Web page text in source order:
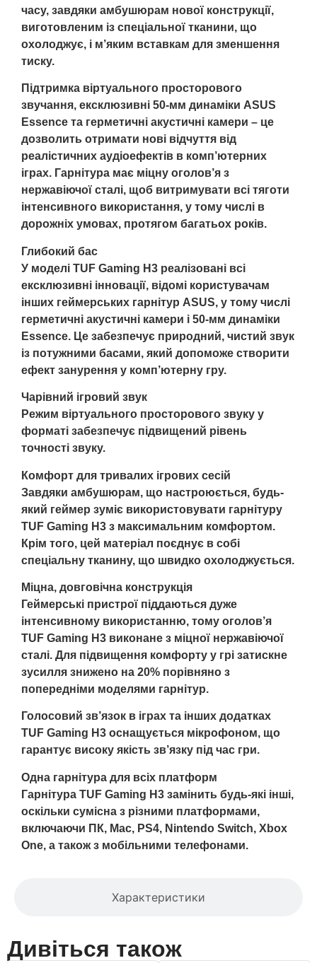
Характеристики
часу, завдяки амбушюрам нової конструкції,
виготовленим із спеціальної тканини, що
охолоджує, і м’яким вставкам для зменшення
тиску.
Підтримка віртуального просторового
звучання, ексклюзивні 50-мм динаміки ASUS
Essence та герметичні акустичні камери – це
дозволить отримати нові відчуття від
реалістичних аудіоефектів в комп’ютерних
іграх. Гарнітура має міцну оголов’я з
нержавіючої сталі, щоб витримувати всі тяготи
інтенсивного використання, у тому числі в
дорожніх умовах, протягом багатьох років.
Глибокий бас
У моделі TUF Gaming H3 реалізовані всі
ексклюзивні інновації, відомі користувачам
інших геймерських гарнітур ASUS, у тому числі
герметичні акустичні камери і 50-мм динаміки
Essence. Це забезпечує природний, чистий звук
із потужними басами, який допоможе створити
ефект занурення у комп’ютерну гру.
Чарівний ігровий звук
Режим віртуального просторового звуку у
форматі забезпечує підвищений рівень
точності звуку.
Комфорт для тривалих ігрових сесій
Завдяки амбушюрам, що настроюється, будь-
який геймер зуміє використовувати гарнітуру
TUF Gaming H3 з максимальним комфортом.
Крім того, цей матеріал поєднує в собі
спеціальну тканину, що швидко охолоджується.
Міцна, довговічна конструкція
Геймерські пристрої піддаються дуже
інтенсивному використанню, тому оголов’я
TUF Gaming H3 виконане з міцної нержавіючої
сталі. Для підвищення комфорту у грі затискне
зусилля знижено на 20% порівняно з
попередніми моделями гарнітур.
Голосовий зв’язок в іграх та інших додатках
TUF Gaming H3 оснащується мікрофоном, що
гарантує високу якість зв’язку під час гри.
Одна гарнітура для всіх платформ
Гарнітура TUF Gaming H3 замінить будь-які інші,
оскільки сумісна з різними платформами,
включаючи ПК, Mac, PS4, Nintendo Switch, Xbox
One, а також з мобільними телефонами.
Дивіться також